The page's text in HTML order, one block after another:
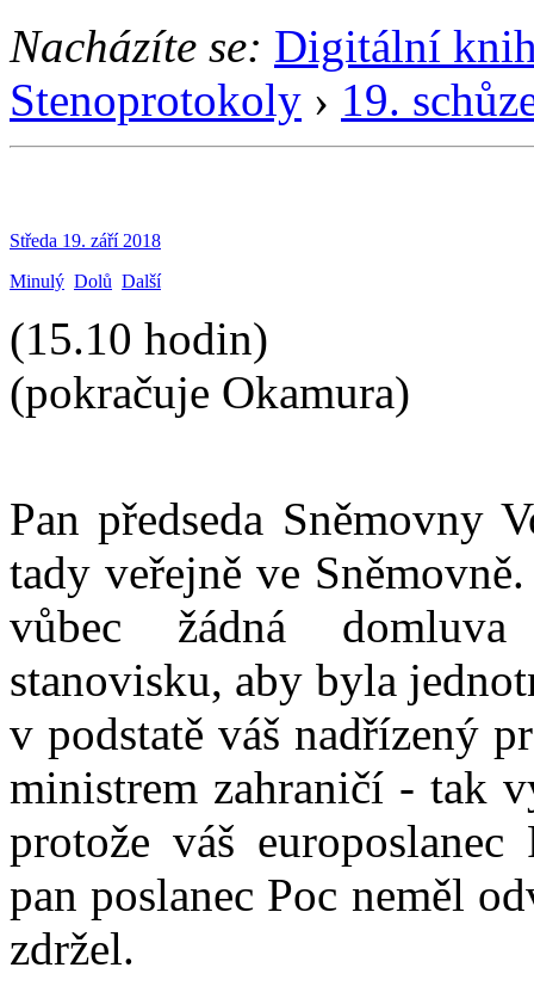
Nacházíte se: Digitální
Stenoprotokoly › 19.
Středa 19. září 2018
Minulý Dolů Další
(15.10 hodin)
(pokračuje Okamura)
Pan předseda Sněmovny
tady veřejně ve
vůbec žádná
stanovisku, aby byla
v podstatě váš nadřízený
ministrem zahraničí - tak
protože váš
pan poslanec Poc neměl
zdržel.